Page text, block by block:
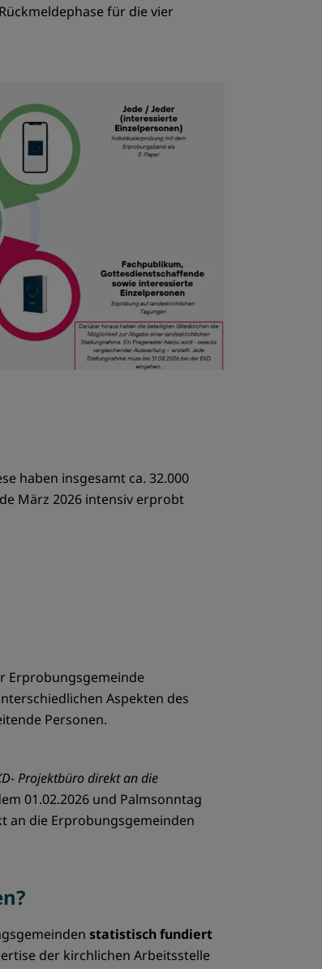
für die vier
haben insgesamt ca. 32.000
März 2026 intensiv erprobt
Erprobungsgemeinde
Aspekten des
Personen.
Projektbüro direkt an die
01.02.2026 und Palmsonntag
an die Erprobungsgemeinden
statistisch fundiert
der kirchlichen Arbeitsstelle